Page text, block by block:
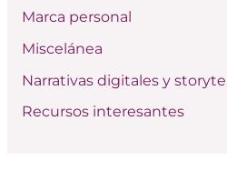
Marca personal
Miscelánea
Narrativas digitales y
Recursos interesantes